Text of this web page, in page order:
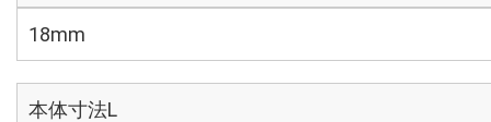
18mm
本体寸法L